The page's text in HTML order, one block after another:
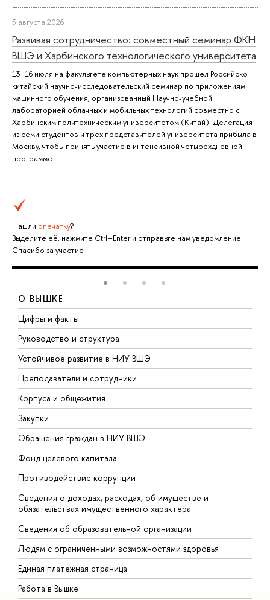
5 августа 2026
Развивая сотрудничество: совместный семинар ФКН
ВШЭ и Харбинского технологического университета
13–16 июля на факультете компьютерных наук прошел Российско-
китайский научно-исследовательский семинар по приложениям
машинного обучения, организованный Научно-учебной
лабораторией облачных и мобильных технологий совместно с
Харбинским политехническим университетом (Китай). Делегация
из семи студентов и трех представителей университета прибыла в
Москву, чтобы принять участие в интенсивной четырехдневной
программе.
Нашли опечатку?
Выделите её, нажмите Ctrl+Enter и отправьте нам уведомление.
Спасибо за участие!
О ВЫШКЕ
Цифры и факты
Руководство и структура
Устойчивое развитие в НИУ ВШЭ
Преподаватели и сотрудники
Корпуса и общежития
Закупки
Обращения граждан в НИУ ВШЭ
Фонд целевого капитала
Противодействие коррупции
Сведения о доходах, расходах, об имуществе и
обязательствах имущественного характера
Сведения об образовательной организации
Людям с ограниченными возможностями здоровья
Единая платежная страница
Работа в Вышке